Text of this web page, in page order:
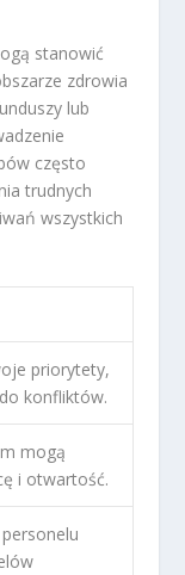
stanowić
zdrowia
lub
często
trudnych
wszystkich
priorytety,
konfliktów.
mogą
i otwartość.